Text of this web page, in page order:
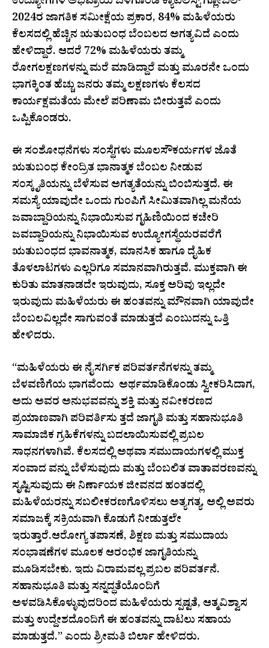
2024ರ ಜಾಗತಿಕ ಸಮೀಕ್ಷೆಯ ಪ್ರಕಾರ, 84% ಮಹಿಳೆಯರು
ಕೆಲಸದಲ್ಲಿ ಹೆಚ್ಚಿನ ಋತುಬಂಧ ಬೆಂಬಲದ ಅಗತ್ಯವಿದೆ ಎಂದು
ಹೇಳಿದ್ದಾರೆ. ಆದರೆ 72% ಮಹಿಳೆಯರು ತಮ್ಮ
ರೋಗಲಕ್ಷಣಗಳನ್ನು ಮರೆ ಮಾಡಿದ್ದಾರೆ ಮತ್ತು ಮೂರನೇ ಒಂದು
ಭಾಗಕ್ಕಿಂತ ಹೆಚ್ಚು ಜನರು ತಮ್ಮ ಲಕ್ಷಣಗಳು ಕೆಲಸದ
ಕಾರ್ಯಕ್ಷಮತೆಯ ಮೇಲೆ ಪರಿಣಾಮ ಬೀರುತ್ತವೆ ಎಂದು
ಒಪ್ಪಿಕೊಂಡರು.
ಈ ಸಂಶೋಧನೆಗಳು ಸಂಸ್ಥೆಗಳು ಮೂಲಸೌಕರ್ಯಗಳ ಜೊತೆ
ಋತುಬಂಧ ಕೇಂದ್ರಿತ ಭಾನಾತ್ಮಕ ಬೆಂಬಲ ನೀಡುವ
ಸಂಸ್ಕೃತಿಯನ್ನು ಬೆಳೆಸುವ ಅಗತ್ಯತೆಯನ್ನು ಬಿಂಬಿಸುತ್ತದೆ. ಈ
ಸಮಸ್ಯೆ ಯಾವುದೇ ಒಂದು ಗುಂಪಿಗೆ ಸೀಮಿತವಾಗಿಲ್ಲ ಮನೆಯ
ಜವಾಬ್ದಾರಿಯನ್ನು ನಿಭಾಯಿಸುವ ಗೃಹಿಣಿಯಿಂದ ಕಚೇರಿ
ಜವಬ್ದಾರಿಯನ್ನು ನಿಭಾಯಿಸುವ ಉದ್ಯೋಗಸ್ಥೆಯರವರೆಗೆ
ಋತುಬಂಧದ ಭಾವನಾತ್ಮಕ, ಮಾನಸಿಕ ಹಾಗೂ ದೈಹಿಕ
ತೊಳಲಾಟಗಳು ಎಲ್ಲರಿಗೂ ಸಮಾನವಾಗಿರುತ್ತವೆ. ಮುಕ್ತವಾಗಿ ಈ
ಕುರಿತು ಮಾತನಾಡದೇ ಇರುವುದು, ಸೂಕ್ತ ಅರಿವು ಇಲ್ಲದೇ
ಇರುವುದು ಮಹಿಳೆಯರು ಈ ಹಂತವನ್ನು ಮೌನವಾಗಿ ಯಾವುದೇ
ಬೆಂಬಲವಿಲ್ಲದೇ ಸಾಗುವಂತೆ ಮಾಡುತ್ತದೆ ಎಂಬುದನ್ನು ಒತ್ತಿ
ಹೇಳಿದರು.
“ಮಹಿಳೆಯರು ಈ ನೈಸರ್ಗಿಕ ಪರಿವರ್ತನೆಗಳನ್ನು ತಮ್ಮ
ಬೆಳವಣಿಗೆಯ ಭಾಗವೆಂದು ಅರ್ಥಮಾಡಿಕೊಂಡು ಸ್ವೀಕರಿಸಿದಾಗ,
ಅದು ಅವರ ಅನುಭವವನ್ನು ಶಕ್ತಿ ಮತ್ತು ನವೀಕರಣದ
ಪ್ರಯಾಣವಾಗಿ ಪರಿವರ್ತಿಸು ತ್ತದೆ ಜಾಗೃತಿ ಮತ್ತು ಸಹಾನುಭೂತಿ
ಸಾಮಾಜಿಕ ಗ್ರಹಿಕೆಗಳನ್ನು ಬದಲಾಯಿಸುವಲ್ಲಿ ಪ್ರಬಲ
ಸಾಧನಗಳಾಗಿವೆ. ಕೆಲಸದಲ್ಲಿ ಅಥವಾ ಸಮುದಾಯಗಳಲ್ಲಿ ಮುಕ್ತ
ಸಂವಾದ ವನ್ನು ಬೆಳೆಸುವುದು ಮತ್ತು ಬೆಂಬಲಿತ ವಾತಾವರಣವನ್ನು
ಸೃಷ್ಟಿಸುವುದು ಈ ನಿರ್ಣಾಯಕ ಜೀವನದ ಹಂತದಲ್ಲಿ
ಮಹಿಳೆಯರನ್ನು ಸಬಲೀಕರಣಗೊಳಿಸಲು ಅತ್ಯಗತ್ಯ, ಅಲ್ಲಿ ಅವರು
ಸಮಾಜಕ್ಕೆ ಸಕ್ರಿಯವಾಗಿ ಕೊಡುಗೆ ನೀಡುತ್ತಲೇ
ಇರುತ್ತಾರೆ.ಆರೋಗ್ಯ ತಪಾಸಣೆ, ಶಿಕ್ಷಣ ಮತ್ತು ಸಮುದಾಯ
ಸಂಭಾಷಣೆಗಳ ಮೂಲಕ ಆರಂಭಿಕ ಜಾಗೃತಿಯನ್ನು
ಮೂಡಿಸಬೇಕು. ಇದು ವಿರಾಮವಲ್ಲ ಪ್ರಬಲ ಪರಿವರ್ತನೆ.
ಸಹಾನುಭೂತಿ ಮತ್ತು ಸನ್ನದ್ಧತೆಯೊಂದಿಗೆ
ಅಳವಡಿಸಿಕೊಳ್ಳುವುದರಿಂದ ಮಹಿಳೆಯರು ಸ್ಪಷ್ಟತೆ, ಆತ್ಮವಿಶ್ವಾಸ
ಮತ್ತು ಉದ್ದೇಶದೊಂದಿಗೆ ಈ ಹಂತವನ್ನು ದಾಟಲು ಸಹಾಯ
ಮಾಡುತ್ತದೆ.” ಎಂದು ಶ್ರೀಮತಿ ಬಿರ್ಲಾ ಹೇಳಿದರು.